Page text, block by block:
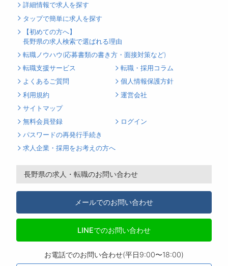
詳細情報で求人を探す
タップで簡単に求人を探す
【初めての方へ】
長野県の求人検索で選ばれる理由
転職ノウハウ(応募書類の書き方・面接対策など)
転職支援サービス
転職・採用コラム
よくあるご質問
個人情報保護方針
利用規約
運営会社
サイトマップ
無料会員登録
ログイン
パスワードの再発行手続き
求人企業・採用をお考えの方へ
長野県の求人・転職のお問い合わせ
メールでのお問い合わせ
LINEでのお問い合わせ
お電話でのお問い合わせ(平日9:00〜18:00)